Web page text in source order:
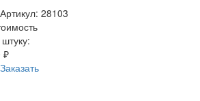
Артикул: 28103
₽
Заказать